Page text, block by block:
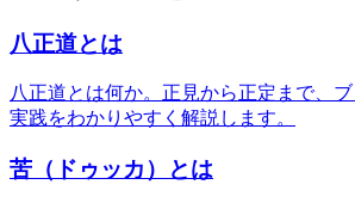
八正道とは
八正道とは何か。正見から正定まで、
実践をわかりやすく解説します。
苦（ドゥッカ）とは